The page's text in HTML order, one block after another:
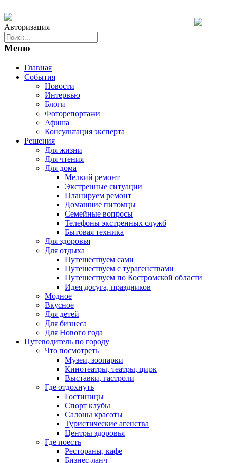
Авторизация
Меню
Главная
События
Новости
Интервью
Блоги
Фоторепортажи
Афиша
Консультация эксперта
Решения
Для жизни
Для чтения
Для дома
Мелкий ремонт
Экстренные ситуации
Планируем ремонт
Домашние питомцы
Семейные вопросы
Телефоны экстренных служб
Бытовая техника
Для здоровья
Для отдыха
Путешествуем сами
Путешествуем с турагенствами
Путешествуем по Костромской области
Идея досуга, праздников
Модное
Вкусное
Для детей
Для бизнеса
Для Нового года
Путеводитель по городу
Что посмотреть
Музеи, зоопарки
Кинотеатры, театры, цирк
Выставки, гастроли
Где отдохнуть
Гостиницы
Спорт клубы
Салоны красоты
Туристические агенства
Центры здоровья
Где поесть
Рестораны, кафе
Бизнес-ланч